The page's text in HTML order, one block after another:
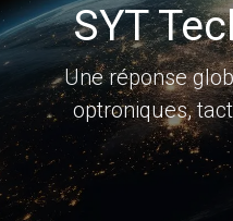
SYT
Une réponse
optroniques,